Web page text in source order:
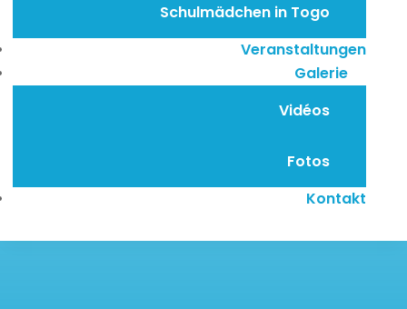
Schulmädchen in Togo
Veranstaltungen
Galerie
Vidéos
Fotos
Kontakt